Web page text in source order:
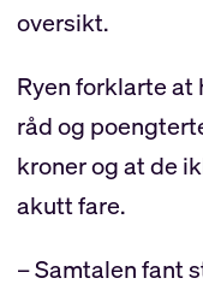
oversikt.
Ryen forklarte
råd og
kroner og at de
akutt fare.
– Samtalen fant